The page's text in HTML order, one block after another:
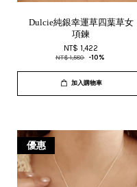
Dulcie純銀幸運草四葉草女
項鍊
NT$ 1,422
NT$ 1,580 -10%
加入購物車
優惠